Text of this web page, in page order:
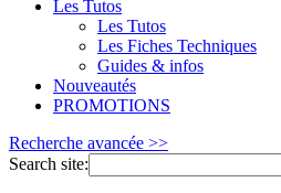
Les Tutos
Les Tutos
Les Fiches Techniques
Guides & infos
Nouveautés
PROMOTIONS
Recherche avancée >>
Search site: